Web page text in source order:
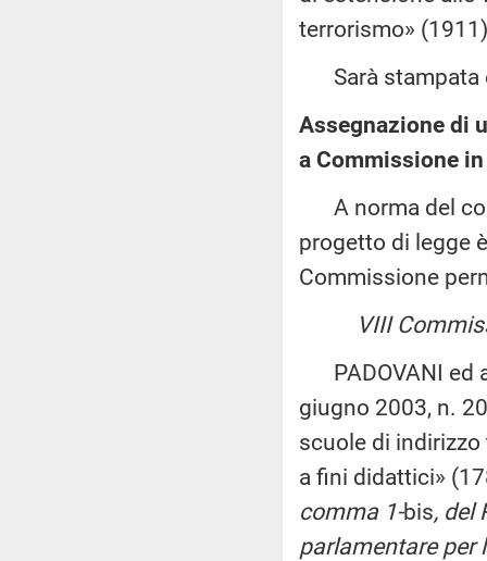
terrorismo»
Sarà stampata
Assegnazione di
a Commissione
A norma del
progetto di legge
Commissione
VIII
PADOVANI ed
giugno 2003, n.
scuole di
a fini didattici»
comma 1-bis, del
parlamentare per